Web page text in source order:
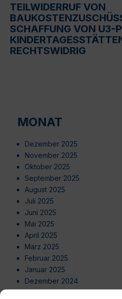
TEILWIDERRUF VON
SCHAFFUNG VON U3-
RECHTSWIDRIG
MONAT
Dezember 2025
November 2025
Oktober 2025
September 2025
August 2025
Juli 2025
Juni 2025
Mai 2025
April 2025
März 2025
Februar 2025
Januar 2025
Dezember 2024
November 2024